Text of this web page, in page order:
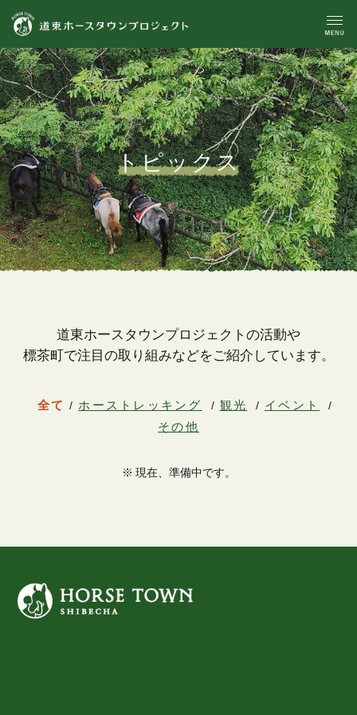
トピックス
道東ホースタウンプロジェクトの活動や
標茶町で注目の取り組みなどをご紹介しています。
全て ホーストレッキング 観光
イベント
その他
※ 現在、準備中です。